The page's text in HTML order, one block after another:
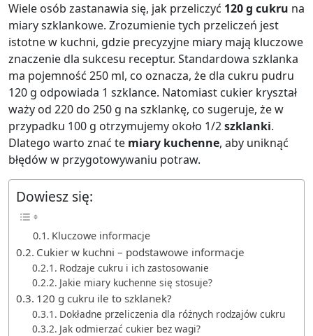
Wiele osób zastanawia się, jak przeliczyć 120 g cukru na
miary szklankowe. Zrozumienie tych przeliczeń jest
istotne w kuchni, gdzie precyzyjne miary mają kluczowe
znaczenie dla sukcesu receptur. Standardowa szklanka
ma pojemność 250 ml, co oznacza, że dla cukru pudru
120 g odpowiada 1 szklance. Natomiast cukier kryształ
waży od 220 do 250 g na szklankę, co sugeruje, że w
przypadku 100 g otrzymujemy około 1/2szklanki.
Dlatego warto znać te miary kuchenne, aby uniknąć
błędów w przygotowywaniu potraw.
Dowiesz się:
Kluczowe informacje
Cukier w kuchni – podstawowe informacje
Rodzaje cukru i ich zastosowanie
Jakie miary kuchenne się stosuje?
120 g cukru ile to szklanek?
Dokładne przeliczenia dla różnych rodzajów cukru
Jak odmierzać cukier bez wagi?